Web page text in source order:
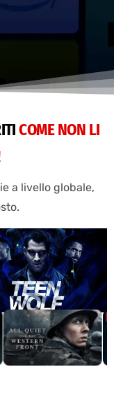
COME NON LI
a livello globale,